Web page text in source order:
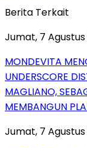
Berita Terkait
Jumat, 7
MONDEVITA
UNDERSCORE
MAGLIANO,
MEMBANGUN
Jumat, 7